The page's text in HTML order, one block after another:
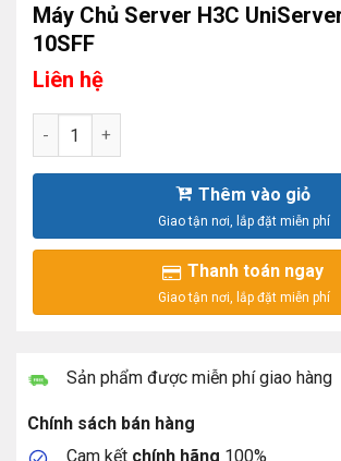
Máy Chủ Server H3C
10SFF
Liên hệ
Máy Chủ Server H3C UniServer R4700 G6
Thêm vào giỏ
Thanh toán ngay
Sản phẩm được miễn phí giao hàng
Chính sách bán hàng
Cam kết chính hãng 100%